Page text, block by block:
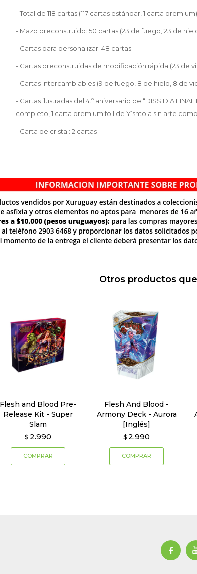
- Total de 118 cartas (117 cartas estándar, 1 carta premium)
- Mazo preconstruido: 50 cartas (23 de fuego, 23 de
- Cartas para personalizar: 48 cartas
- Cartas preconstruidas de modificación rápida (23 de
- Cartas intercambiables (9 de fuego, 8 de hielo, 8 de
- Cartas ilustradas del 4.º aniversario de “DISSIDIA
completo, 1 carta premium foil de Y’shtola sin arte
- Carta de cristal: 2 cartas
Otros productos
Flesh and Blood Pre-
Release Kit - Super
Slam
$ 2.990
Flesh And Blood -
Armony Deck - Aurora
[Inglés]
$ 2.990
